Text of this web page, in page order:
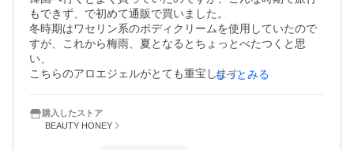
もできず、で初めて通販で買いました。
冬時期はワセリン系のボディクリームを使用していたので
すが、これから梅雨、夏となるとちょっとべたつくと思
い、
こちらのアロエジェルがとても重宝します。
開けるように少しでも傾けるとダラダラーッっと出てきて
しまいます。（見事に床にぶちまけてしまいまし
もっとみる
購入したストア
BEAUTY HONEY